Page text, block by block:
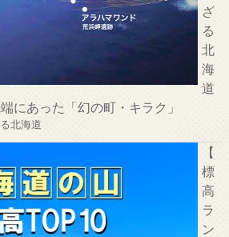
ざ
る
北
海
道
にあった「幻の町・キラク」
北海道
【
標
高
ラ
ン